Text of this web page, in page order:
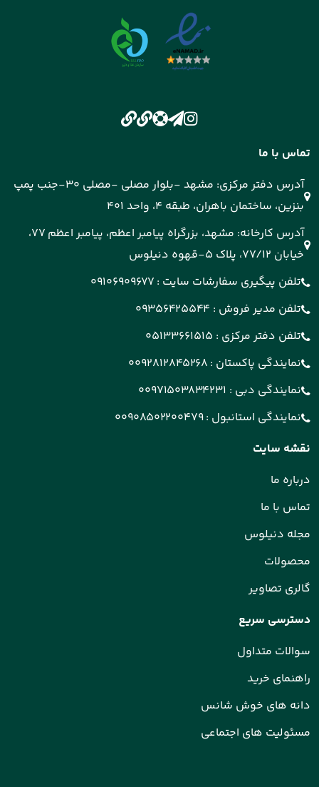
تماس با ما
آدرس دفتر مرکزی: مشهد -بلوار مصلی -مصلی 30-جنب پمپ
بنزین، ساختمان باهران، طبقه 4، واحد 401
آدرس کارخانه: مشهد، بزرگراه پیامبر اعظم، پیامبر اعظم 77،
خیابان 77/12، پلاک 5-قهوه دنیلوس
تلفن پیگیری سفارشات سایت : 09106909677
تلفن مدیر فروش : 09356425544
تلفن دفتر مرکزی : 05133661515
نمایندگی پاکستان : 0092812845268
نمایندگی دبی : 00971503834231
نمایندگی استانبول :00908502200479
نقشه سایت
درباره ما
تماس با ما
مجله دنیلوس
محصولات
گالری تصاویر
دسترسی سریع
سوالات متداول
راهنمای خرید
دانه های خوش شانس
مسئولیت های اجتماعی